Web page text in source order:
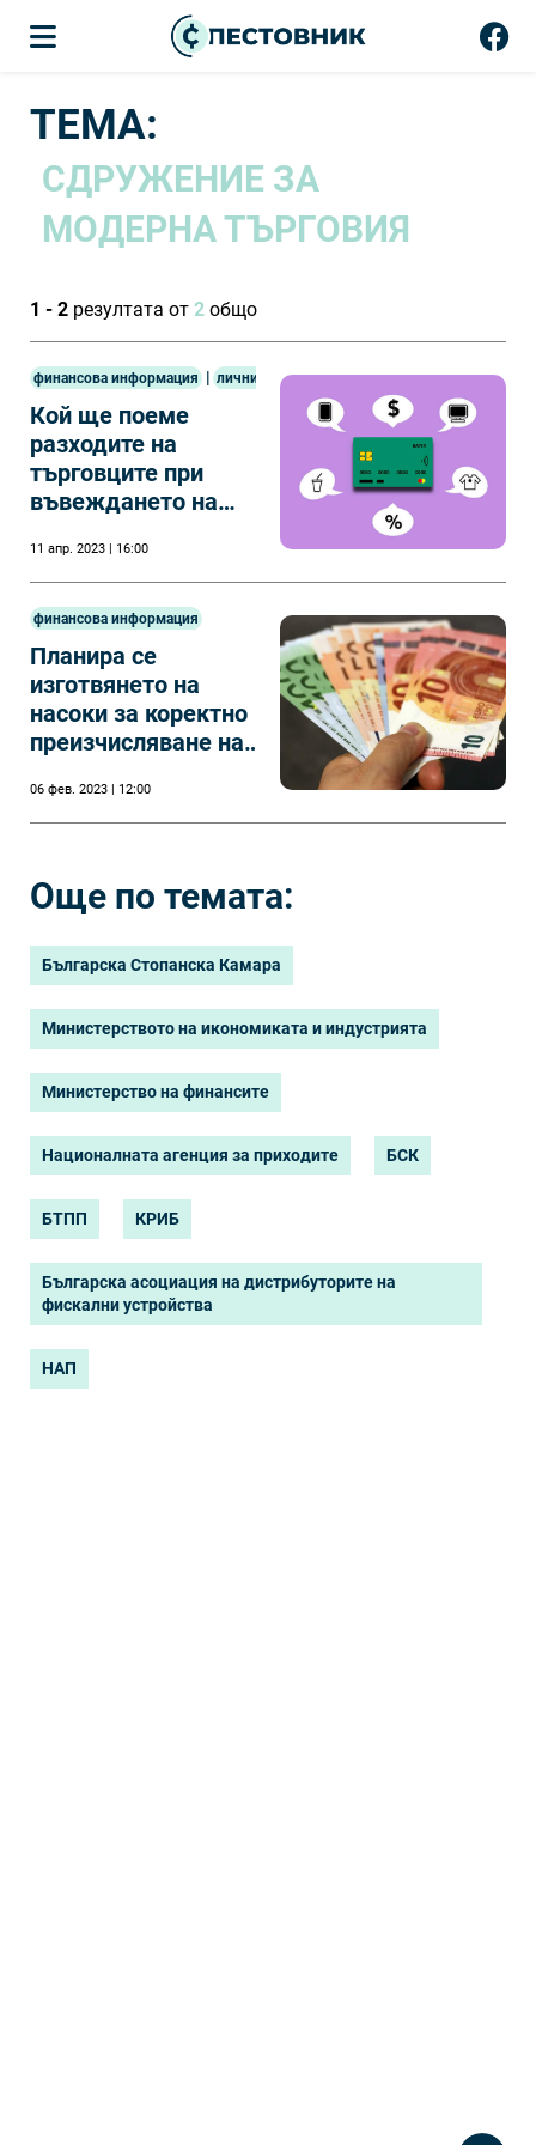
ТЕМА:
СДРУЖЕНИЕ ЗА
МОДЕРНА ТЪРГОВИЯ
1 - 2 резултата от 2 общо
финансова информация | лични финанси
Кой ще поеме
разходите на
търговците при
въвеждането на
11 апр. 2023 | 16:00
финансова информация
Планира се
изготвянето на
насоки за коректно
преизчисляване на
евро.
06 фев. 2023 | 12:00
Още по темата:
Българска Стопанска Камара
Министерството на икономиката и индустрията
Министерство на финансите
Националната агенция за приходите БСК
БТПП КРИБ
Българска асоциация на дистрибуторите на
фискални устройства
НАП